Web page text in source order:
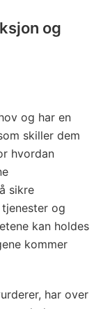
og
og har en
skiller dem
hvordan
sikre
og
kan holdes
kommer
har over